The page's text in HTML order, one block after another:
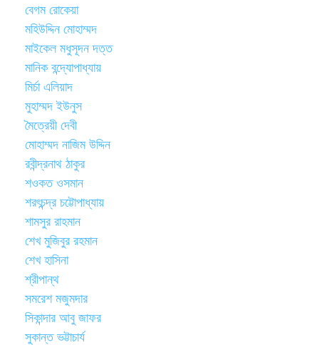
বেগম রোকেয়া
মহিউদ্দিন মোহাম্মদ
মাইকেল মধুসূদন দত্ত
মানিক বন্দ্যোপাধ্যায়
মির্চা এলিয়াদ
মুহাম্মদ ইউনুস
মৈত্রেয়ী দেবী
মোহাম্মদ নাজিম উদ্দিন
রবীন্দ্রনাথ ঠাকুর
শওকত ওসমান
শরৎচন্দ্র চট্টোপাধ্যায়
শামসুর রাহমান
শেখ মুজিবুর রহমান
শেখ হাসিনা
শ্রীপান্থ
সমরেশ মজুমদার
সিকান্দার আবু জাফর
সুকান্ত ভট্টাচার্য